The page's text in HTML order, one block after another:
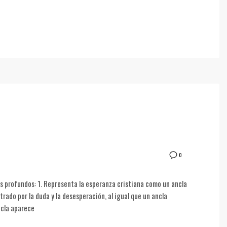
0
1. Representa la esperanza cristiana como un ancla
por la duda y la desesperación, al igual que un ancla
aparece